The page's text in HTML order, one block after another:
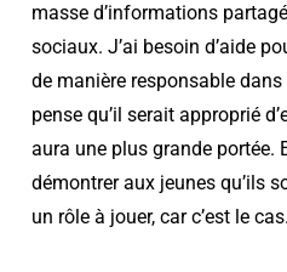
masse d’informations
sociaux. J’ai besoin d’aide
de manière responsable
pense qu’il serait approprié
aura une plus grande portée.
démontrer aux jeunes qu’ils
un rôle à jouer, car c’est le